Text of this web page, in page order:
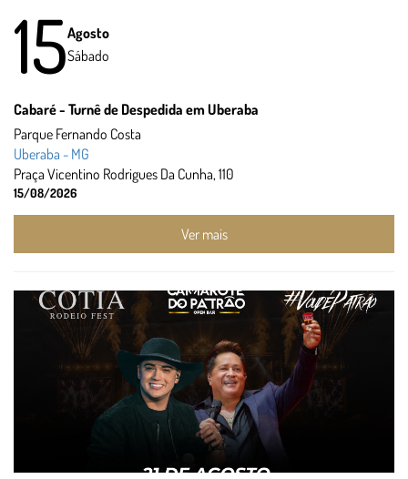
15Agosto
Sábado
Cabaré - Turnê de Despedida em Uberaba
Parque Fernando Costa
Uberaba - MG
Praça Vicentino Rodrigues Da Cunha, 110
15/08/2026
Ver mais